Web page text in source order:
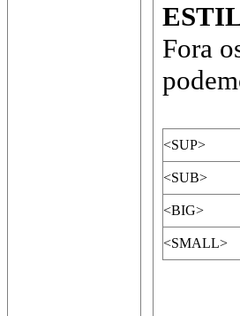
Fora
<SUP>
<SUB>
<BIG>
<SMALL>